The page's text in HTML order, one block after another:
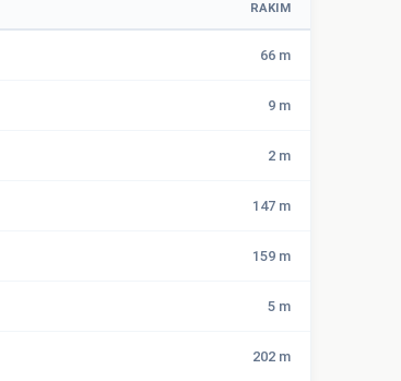
RAKIM
66 m
9 m
2 m
147 m
159 m
5 m
202 m